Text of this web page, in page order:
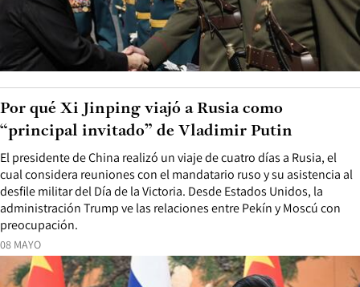
08 MAYO
El presidente de China realizó un viaje de cuatro días a Rusia, el
cual considera reuniones con el mandatario ruso y su asistencia al
desfile militar del Día de la Victoria. Desde Estados Unidos, la
administración Trump ve las relaciones entre Pekín y Moscú con
preocupación.
Por qué Xi Jinping viajó a Rusia como
“principal invitado” de Vladimir Putin